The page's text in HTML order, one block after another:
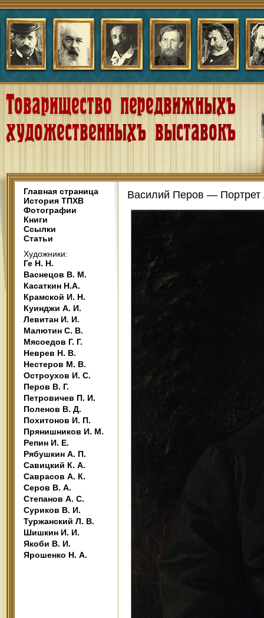
Главная страница
История ТПХВ
Фотографии
Книги
Ссылки
Статьи
Художники:
Ге Н. Н.
Васнецов В. М.
Касаткин Н.А.
Крамской И. Н.
Куинджи А. И.
Левитан И. И.
Малютин С. В.
Мясоедов Г. Г.
Неврев Н. В.
Нестеров М. В.
Остроухов И. С.
Перов В. Г.
Петровичев П. И.
Поленов В. Д.
Похитонов И. П.
Прянишников И. М.
Репин И. Е.
Рябушкин А. П.
Савицкий К. А.
Саврасов А. К.
Серов В. А.
Степанов А. С.
Суриков В. И.
Туржанский Л. В.
Шишкин И. И.
Якоби В. И.
Ярошенко Н. А.
Василий Перов — Портрет